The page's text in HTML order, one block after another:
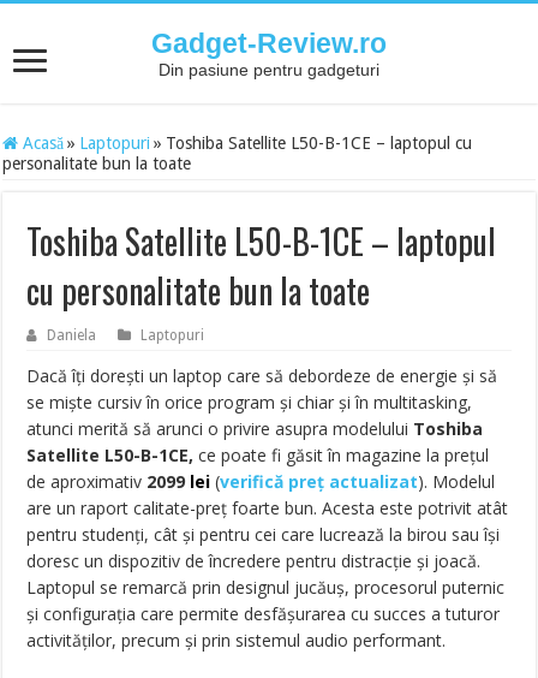
Gadget-Review.ro
Din pasiune pentru gadgeturi
Acasă » Laptopuri » Toshiba Satellite L50-B-1CE – laptopul cu
personalitate bun la toate
Toshiba Satellite L50-B-1CE – laptopul
cu personalitate bun la toate
Daniela Laptopuri
Dacă îți dorești un laptop care să debordeze de energie și să
se miște cursiv în orice program și chiar și în multitasking,
atunci merită să arunci o privire asupra modelului Toshiba
Satellite L50-B-1CE,ce poate fi găsit în magazine la prețul
de aproximativ 2099 lei (verifică preț actualizat). Modelul
are un raport calitate-preț foarte bun. Acesta este potrivit atât
pentru studenți, cât și pentru cei care lucrează la birou sau își
doresc un dispozitiv de încredere pentru distracție și joacă.
Laptopul se remarcă prin designul jucăuș, procesorul puternic
și configurația care permite desfășurarea cu succes a tuturor
activităților, precum și prin sistemul audio performant.